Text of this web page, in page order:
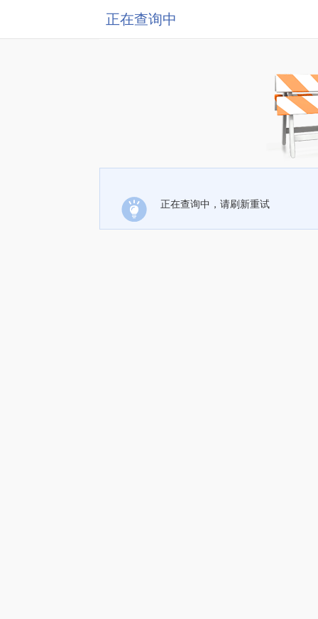
正在查询中
正在查询中，请刷新重试